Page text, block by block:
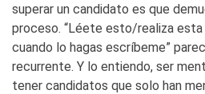
superar un candidato es que
proceso. “Léete esto/realiza
cuando lo hagas escríbeme”
recurrente. Y lo entiendo, ser
tener candidatos que solo han